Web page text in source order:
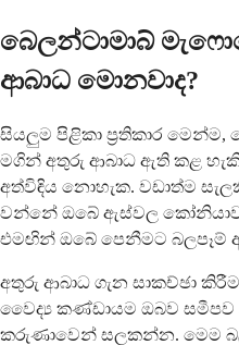
බෙලන්ටාමාබ්
ආබාධ මොනවාද?
සියලුම පිළිකා ප්‍රතිකාර
මගින් අතුරු ආබාධ ඇති කළ
අත්විඳිය නොහැක. වඩාත්ම
වන්නේ ඔබේ ඇස්වල
එමඟින් ඔබේ පෙනීමට බලපෑම්
අතුරු ආබාධ ගැන සාකච්ඡා
වෛද්‍ය කණ්ඩායම ඔබව
කරුණාවෙන් සලකන්න. මෙම